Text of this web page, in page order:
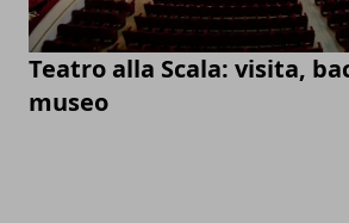
Teatro alla Scala: visita,
museo